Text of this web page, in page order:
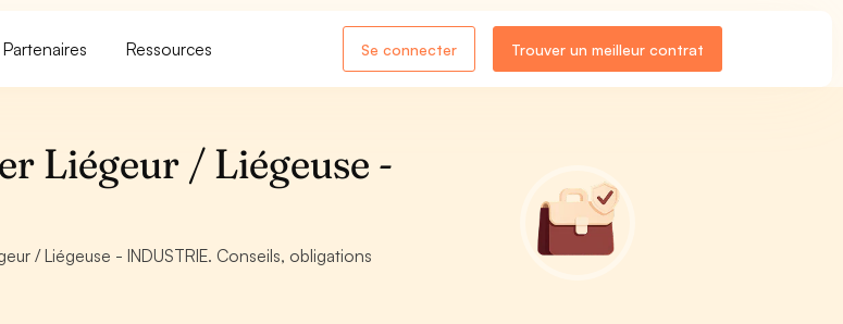
Partenaires Ressources Se connecter Trouver un meilleur contrat
Liégeur / Liégeuse -
/ Liégeuse - INDUSTRIE. Conseils, obligations